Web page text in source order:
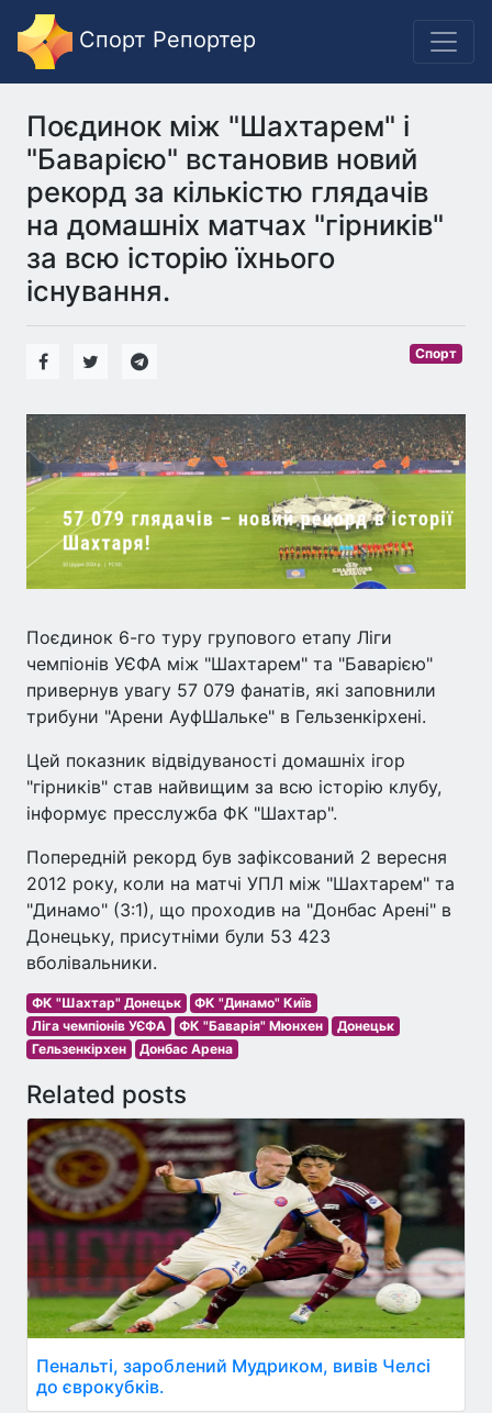
Спорт Репортер
Поєдинок між "Шахтарем" і
"Баварією" встановив новий
рекорд за кількістю глядачів
на домашніх матчах "гірників"
за всю історію їхнього
існування.
Спорт
Поєдинок 6-го туру групового етапу Ліги
чемпіонів УЄФА між "Шахтарем" та "Баварією"
привернув увагу 57 079 фанатів, які заповнили
трибуни "Арени АуфШальке" в Гельзенкірхені.
Цей показник відвідуваності домашніх ігор
"гірників" став найвищим за всю історію клубу,
інформує пресслужба ФК "Шахтар".
Попередній рекорд був зафіксований 2 вересня
2012 року, коли на матчі УПЛ між "Шахтарем" та
"Динамо" (3:1), що проходив на "Донбас Арені" в
Донецьку, присутніми були 53 423
вболівальники.
ФК "Шахтар" Донецьк
ФК "Динамо" Київ
Ліга чемпіонів УЄФА
ФК "Баварія" Мюнхен
Донецьк
Гельзенкірхен
Донбас Арена
Related posts
Пенальті, зароблений Мудриком, вивів Челсі
до єврокубків.